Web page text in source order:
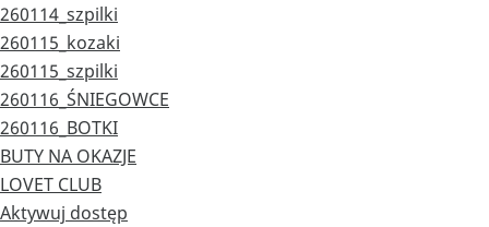
260114_szpilki
260115_kozaki
260115_szpilki
260116_ŚNIEGOWCE
260116_BOTKI
BUTY NA OKAZJE
LOVET CLUB
Aktywuj dostęp